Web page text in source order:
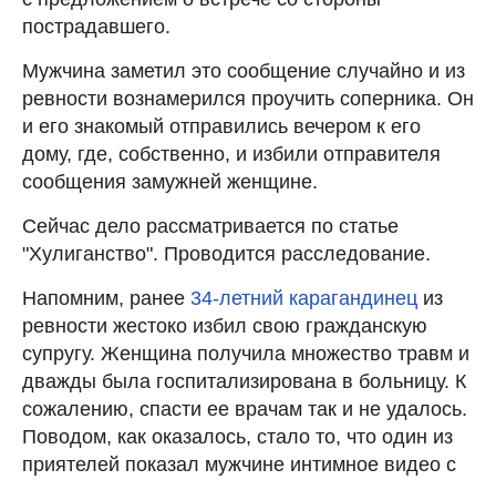
пострадавшего.
Мужчина заметил это сообщение случайно и из
ревности вознамерился проучить соперника. Он
и его знакомый отправились вечером к его
дому, где, собственно, и избили отправителя
сообщения замужней женщине.
Сейчас дело рассматривается по статье
"Хулиганство". Проводится расследование.
Напомним, ранее 34-летний карагандинец из
ревности жестоко избил свою гражданскую
супругу. Женщина получила множество травм и
дважды была госпитализирована в больницу. К
сожалению, спасти ее врачам так и не удалось.
Поводом, как оказалось, стало то, что один из
приятелей показал мужчине интимное видео с